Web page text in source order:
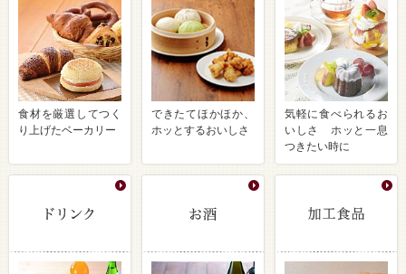
食材を厳選してつく
り上げたベーカリー
できたてほかほか、
ホッとするおいしさ
気軽に食べられるお
いしさ ホッと一息
つきたい時に